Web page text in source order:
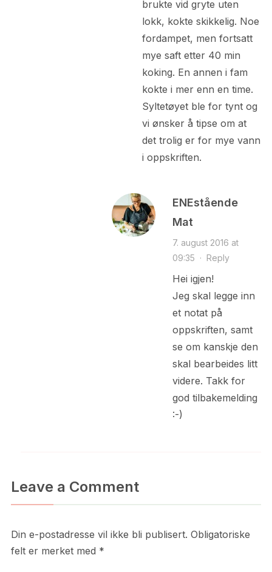
brukte vid gryte uten
lokk, kokte skikkelig. Noe
fordampet, men fortsatt
mye saft etter 40 min
koking. En annen i fam
kokte i mer enn en time.
Syltetøyet ble for tynt og
vi ønsker å tipse om at
det trolig er for mye vann
i oppskriften.
ENEstående
Mat
7. august 2016 at
09:35 · Reply
Hei igjen!
Jeg skal legge inn
et notat på
oppskriften, samt
se om kanskje den
skal bearbeides litt
videre. Takk for
god tilbakemelding
:-)
Leave a Comment
Din e-postadresse vil ikke bli publisert. Obligatoriske
felt er merket med *